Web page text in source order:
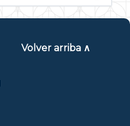
Volver arriba ∧